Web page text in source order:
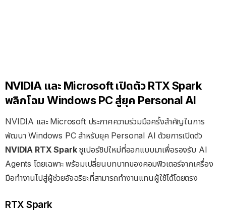
NVIDIA และ Microsoft เปิดตัว RTX Spark
พลิกโฉม Windows PC สู่ยุค Personal AI
NVIDIA และ Microsoft ประกาศความร่วมมือครั้งสำคัญในการ
พัฒนา Windows PC สำหรับยุค Personal AI ด้วยการเปิดตัว
NVIDIA RTX Sparkซูเปอร์ชิปใหม่ที่ออกแบบมาเพื่อรองรับ AI
Agents โดยเฉพาะ พร้อมเปลี่ยนบทบาทของคอมพิวเตอร์จากเครื่อง
มือทำงานไปสู่ผู้ช่วยอัจฉริยะที่สามารถทำงานแทนผู้ใช้ได้โดยตรง
RTX Spark